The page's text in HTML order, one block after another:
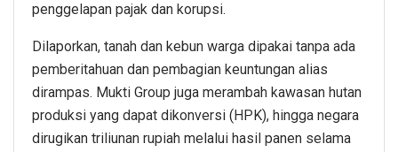
penggelapan pajak dan korupsi.
Dilaporkan, tanah dan kebun warga dipakai tanpa ada
pemberitahuan dan pembagian keuntungan alias
dirampas. Mukti Group juga merambah kawasan hutan
produksi yang dapat dikonversi (HPK), hingga negara
dirugikan triliunan rupiah melalui hasil panen selama